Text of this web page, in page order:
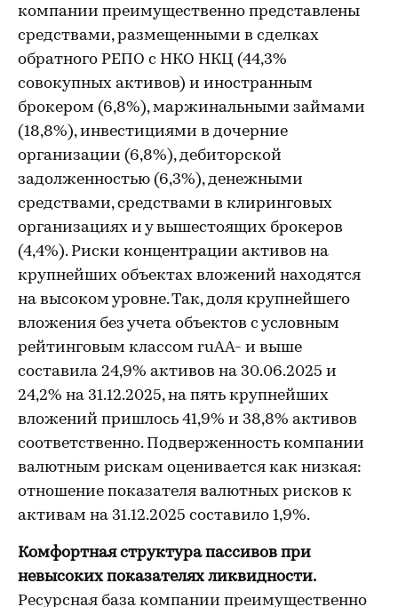
компании преимущественно представлены
средствами, размещенными в сделках
обратного РЕПО с НКО НКЦ (44,3%
совокупных активов) и иностранным
брокером (6,8%), маржинальными займами
(18,8%), инвестициями в дочерние
организации (6,8%), дебиторской
задолженностью (6,3%), денежными
средствами, средствами в клиринговых
организациях и у вышестоящих брокеров
(4,4%). Риски концентрации активов на
крупнейших объектах вложений находятся
на высоком уровне. Так, доля крупнейшего
вложения без учета объектов с условным
рейтинговым классом ruAA- и выше
составила 24,9% активов на 30.06.2025 и
24,2% на 31.12.2025, на пять крупнейших
вложений пришлось 41,9% и 38,8% активов
соответственно. Подверженность компании
валютным рискам оценивается как низкая:
отношение показателя валютных рисков к
активам на 31.12.2025 составило 1,9%.
Комфортная структура пассивов при
невысоких показателях ликвидности.
Ресурсная база компании преимущественно